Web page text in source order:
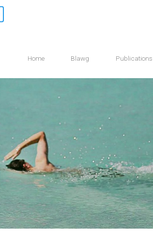
Home Blawg Publications